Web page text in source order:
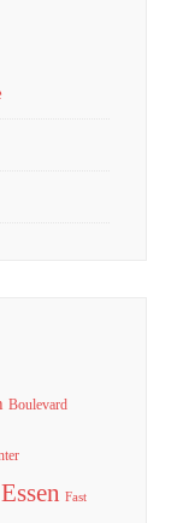
Boulevard
Essen Fast